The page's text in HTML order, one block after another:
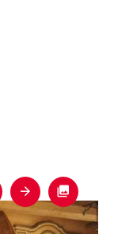
Next